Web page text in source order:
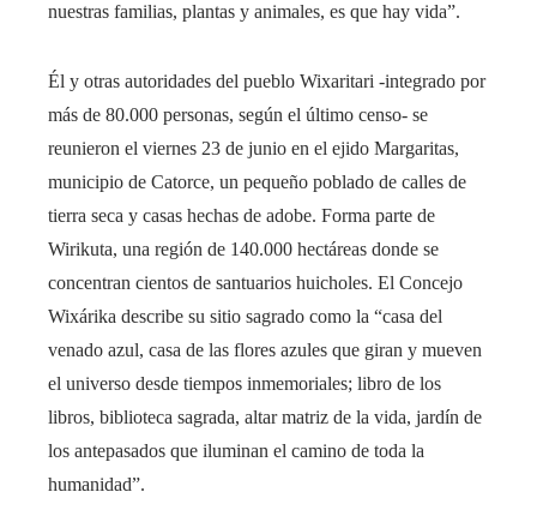
nuestras familias, plantas y animales, es que hay vida”.
Él y otras autoridades del pueblo Wixaritari -integrado por
más de 80.000 personas, según el último censo- se
reunieron el viernes 23 de junio en el ejido Margaritas,
municipio de Catorce, un pequeño poblado de calles de
tierra seca y casas hechas de adobe. Forma parte de
Wirikuta, una región de 140.000 hectáreas donde se
concentran cientos de santuarios huicholes. El Concejo
Wixárika describe su sitio sagrado como la “casa del
venado azul, casa de las flores azules que giran y mueven
el universo desde tiempos inmemoriales; libro de los
libros, biblioteca sagrada, altar matriz de la vida, jardín de
los antepasados ​​que iluminan el camino de toda la
humanidad”.